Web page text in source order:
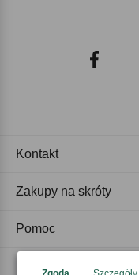
Kontakt
Zakupy na skróty
Pomoc